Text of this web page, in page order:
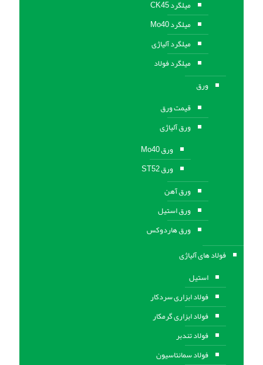
میلگرد CK45
میلگرد Mo40
میلگرد آلیاژی
میلگرد فولاد
ورق
قیمت ورق
ورق آلیاژی
ورق Mo40
ورق ST52
ورق آهن
ورق استيل
ورق هاردوکس
فولاد های آلیاژی
استیل
فولاد ابزاری سردکار
فولاد ابزاری گرمکار
فولاد تندبر
فولاد سمانتاسیون